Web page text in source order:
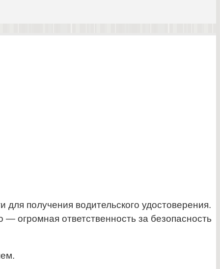
получения водительского удостоверения.
огромная ответственность за безопасность